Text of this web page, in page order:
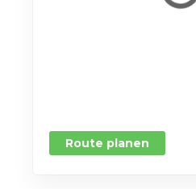
Route planen